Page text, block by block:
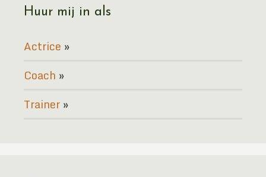
Huur mij in als
Actrice
Coach
Trainer